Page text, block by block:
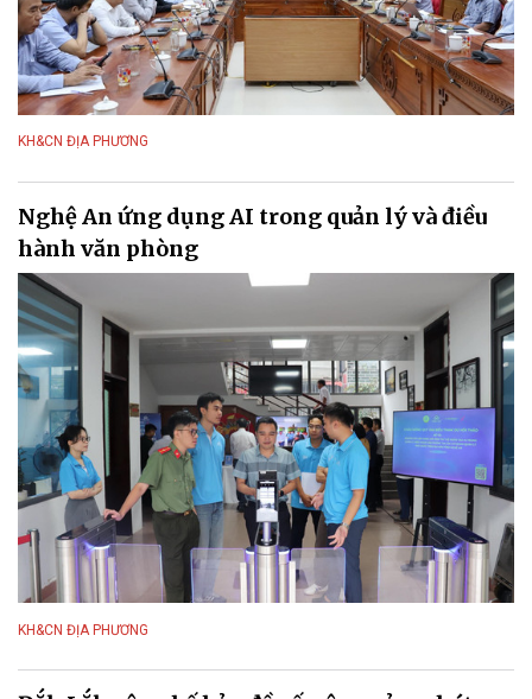
KH&CN ĐỊA PHƯƠNG
Nghệ An ứng dụng AI trong quản lý và điều
hành văn phòng
KH&CN ĐỊA PHƯƠNG